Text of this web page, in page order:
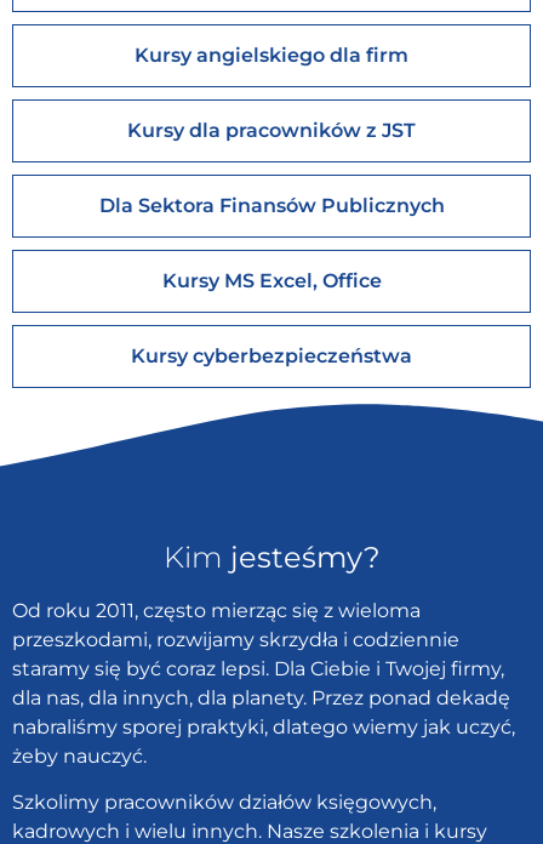
Kursy angielskiego dla firm
Kursy dla pracowników z JST
Dla Sektora Finansów Publicznych
Kursy MS Excel, Office
Kursy cyberbezpieczeństwa
Kim jesteśmy?
Od roku 2011, często mierząc się z wieloma
przeszkodami, rozwijamy skrzydła i codziennie
staramy się być coraz lepsi. Dla Ciebie i Twojej firmy,
dla nas, dla innych, dla planety. Przez ponad dekadę
nabraliśmy sporej praktyki, dlatego wiemy jak uczyć,
żeby nauczyć.
Szkolimy pracowników działów księgowych,
kadrowych i wielu innych. Nasze szkolenia i kursy